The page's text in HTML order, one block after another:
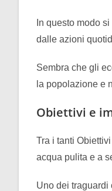
In questo modo
dalle azioni
Sembra che gli
la popolazione e
Obiettivi e
Tra i tanti
acqua pulita e a
Uno dei traguardi